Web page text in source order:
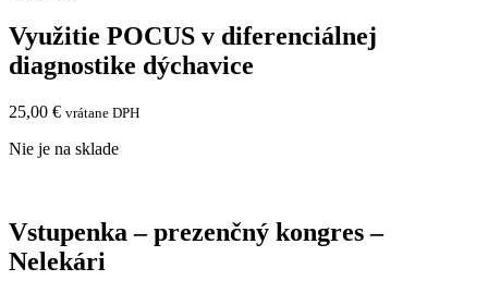
Využitie POCUS v diferenciálnej
diagnostike dýchavice
25,00 € vrátane DPH
Nie je na sklade
Vstupenka – prezenčný kongres –
Nelekári